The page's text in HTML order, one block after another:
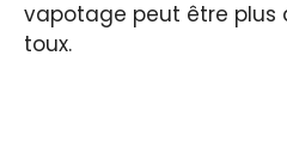
vapotage peut être plus
toux.